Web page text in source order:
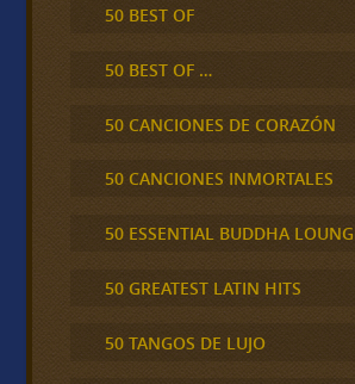
50 BEST OF
50 BEST OF …
50 CANCIONES DE CORAZÓN
50 CANCIONES INMORTALES
50 ESSENTIAL BUDDHA
50 GREATEST LATIN HITS
50 TANGOS DE LUJO